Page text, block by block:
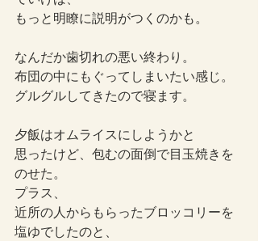
もっと明瞭に説明がつくのかも。
なんだか歯切れの悪い終わり。
布団の中にもぐってしまいたい感じ。
グルグルしてきたので寝ます。
夕飯はオムライスにしようかと
思ったけど、包むの面倒で目玉焼きを
のせた。
プラス、
近所の人からもらったブロッコリーを
塩ゆでしたのと、